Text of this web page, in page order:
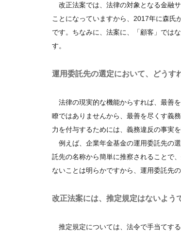
改正法案では、法律の対象となる金融
ことになっていますから、2017年に森氏
です。ちなみに、法案に、「顧客」では
す。
運用委託先の選定において、どうす
法律の現実的な機能からすれば、最善
瞭ではありませんから、最善を尽くす義
力を付与するためには、義務違反の事実
例えば、企業年金基金の運用委託先の
託先の名称から簡単に推察されることで
ないことは明らかですから、運用委託先
改正法案には、推定規定はないよう
推定規定については、法令で手当てす